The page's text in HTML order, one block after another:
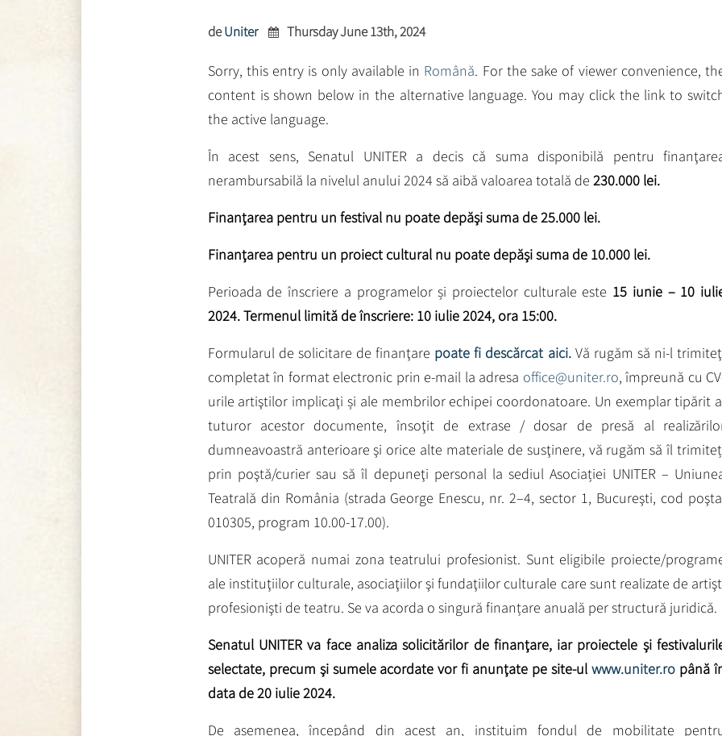
deUniter Thursday June 13th, 2024
Sorry, this entry is only available in Română. For the sake of viewer convenience,
content is shown below in the alternative language. You may click the link to
the active language.
În acest sens, Senatul UNITER a decis că suma disponibilă pentru
nerambursabilă la nivelul anului 2024 să aibă valoarea totală de 230.000 lei.
Finanţarea pentru un festival nu poate depăşi suma de 25.000 lei.
Finanţarea pentru un proiect cultural nu poate depăşi suma de 10.000 lei.
Perioada de înscriere a programelor și proiectelor culturale este 15 iunie – 10
2024. Termenul limită de înscriere: 10 iulie 2024, ora 15:00.
Formularul de solicitare de finanţare poate fi descărcat aici. Vă rugăm să ni-l
completat în format electronic prin e-mail la adresa office@uniter.ro, împreună cu
urile artiştilor implicaţi și ale membrilor echipei coordonatoare. Un exemplar tipărit
tuturor acestor documente, însoţit de extrase / dosar de presă al
dumneavoastră anterioare şi orice alte materiale de susţinere, vă rugăm să îl
prin poştă/curier sau să îl depuneţi personal la sediul Asociației UNITER –
Teatrală din România (strada George Enescu, nr. 2–4, sector 1, Bucureşti, cod
010305, program 10.00-17.00).
UNITER acoperă numai zona teatrului profesionist. Sunt eligibile proiecte/
ale instituţiilor culturale, asociaţiilor şi fundaţiilor culturale care sunt realizate de
profesionişti de teatru. Se va acorda o singură finanțare anuală per structură juridică.
Senatul UNITER va face analiza solicitărilor de finanţare, iar proiectele şi
selectate, precum şi sumele acordate vor fi anunţate pe site-ulwww.uniter.ro până
data de 20 iulie 2024.
De asemenea, începând din acest an, instituim fondul de mobilitate